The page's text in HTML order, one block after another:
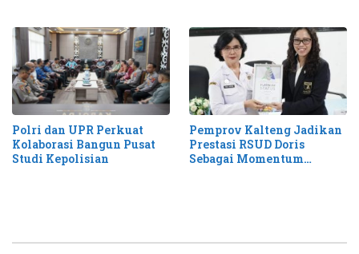
Polri dan UPR Perkuat
Kolaborasi Bangun Pusat
Studi Kepolisian
Pemprov Kalteng Jadikan
Prestasi RSUD Doris
Sebagai Momentum